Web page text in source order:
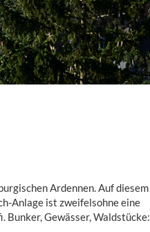
Ardennen. Auf diesem
Anlage ist zweifelsohne eine
Bunker, Gewässer, Waldstücke: